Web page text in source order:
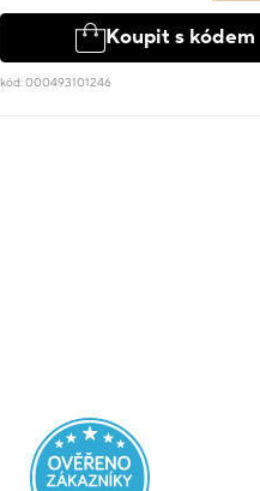
Koupit s kódem
kód: 000493101246